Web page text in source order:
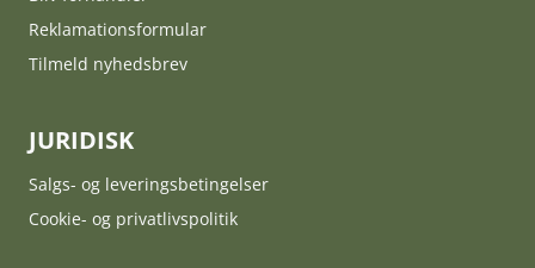
Reklamationsformular
Tilmeld nyhedsbrev
JURIDISK
Salgs- og leveringsbetingelser
Cookie- og privatlivspolitik